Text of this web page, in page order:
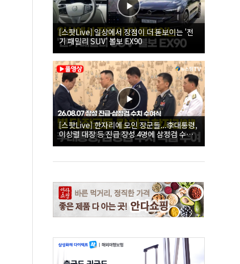
[스팟Live] 일상에서 장점이 더 돋보이는 '전
기 패밀리 SUV' 볼보 EX90
[스팟Live] 한자리에 모인 장군들...李대통령,
이상렬 대장 등 진급 장성 4명에 삼정검 수치
직접 수여｜26.08.07 장성 진급·삼정검 수치